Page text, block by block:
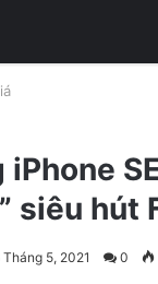
iPhone
siêu hút
Tháng 5, 2021 0